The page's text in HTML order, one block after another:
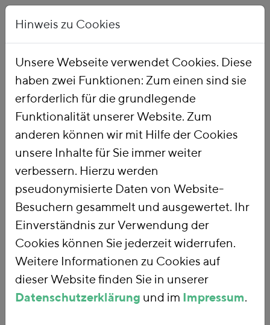
Startseite Publikationen
PUBLIKATIONSSUCHE
Hinweis zu Cookies
Unsere Webseite verwendet Cookies. Diese
haben zwei Funktionen: Zum einen sind sie
erforderlich für die grundlegende
Funktionalität unserer Website. Zum
anderen können wir mit Hilfe der Cookies
unsere Inhalte für Sie immer weiter
verbessern. Hierzu werden
pseudonymisierte Daten von Website-
Besuchern gesammelt und ausgewertet. Ihr
Einverständnis zur Verwendung der
Cookies können Sie jederzeit widerrufen.
Weitere Informationen zu Cookies auf
dieser Website finden Sie in unserer
Datenschutzerklärung und im Impressum.